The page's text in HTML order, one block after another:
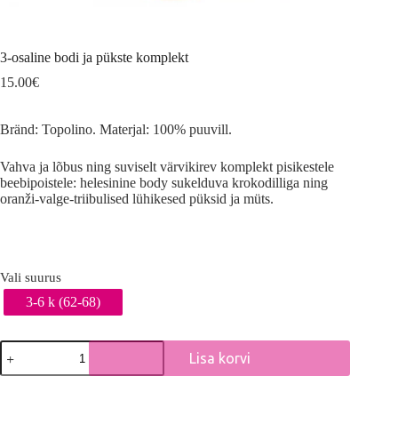
3-osaline bodi ja pükste komplekt
15.00€
Bränd: Topolino. Materjal: 100% puuvill.
Vahva ja lõbus ning suviselt värvikirev komplekt pisikestele
beebipoistele: helesinine body sukelduva krokodilliga ning
oranži-valge-triibulised lühikesed püksid ja müts.
Vali suurus
3-6 k (62-68)
3-
osaline
bodi
Lisa korvi